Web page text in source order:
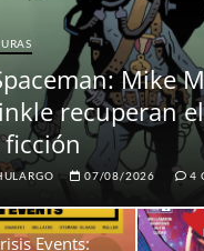
Mike
recuperan
07/08/2026 4
Events: